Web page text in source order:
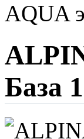
AQUA
База